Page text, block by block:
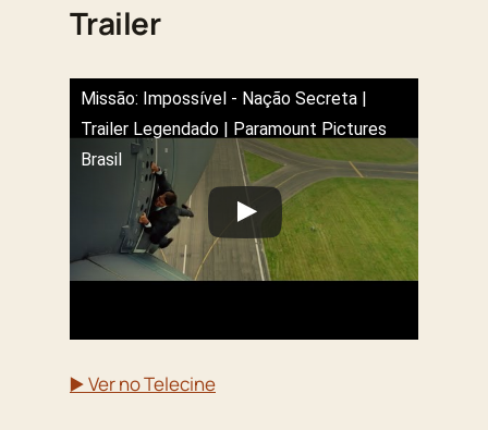
Trailer
Missão: Impossível - Nação Secreta |
Trailer Legendado | Paramount Pictures
Brasil
▶️ Ver no Telecine